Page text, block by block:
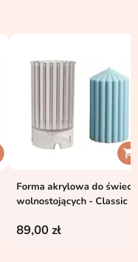

Forma akrylowa do świec
wolnostojących - Classic S
89,00 zł